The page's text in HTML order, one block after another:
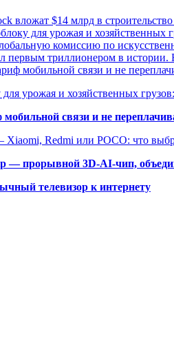
вложат $14 млрд в
для урожая и хозяйственных
комиссию по
первым триллионером в истории.
мобильной связи и не
урожая и хозяйственных
связи и не
Redmi или POCO: что
— прорывной 3D-AI-чип,
телевизор к интернету